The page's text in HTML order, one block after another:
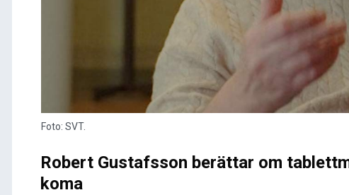
Foto: SVT.
Robert Gustafsson berättar om
koma